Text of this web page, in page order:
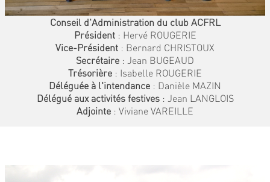
Conseil d'Administration du club ACFRL
Président: Hervé ROUGERIE
Vice-Président : Bernard CHRISTOUX
Secrétaire : Jean BUGEAUD
Trésorière : Isabelle ROUGERIE
Déléguée à l'intendance : Danièle MAZIN
Délégué aux activités festives: Jean LANGLOIS
Adjointe : Viviane VAREILLE